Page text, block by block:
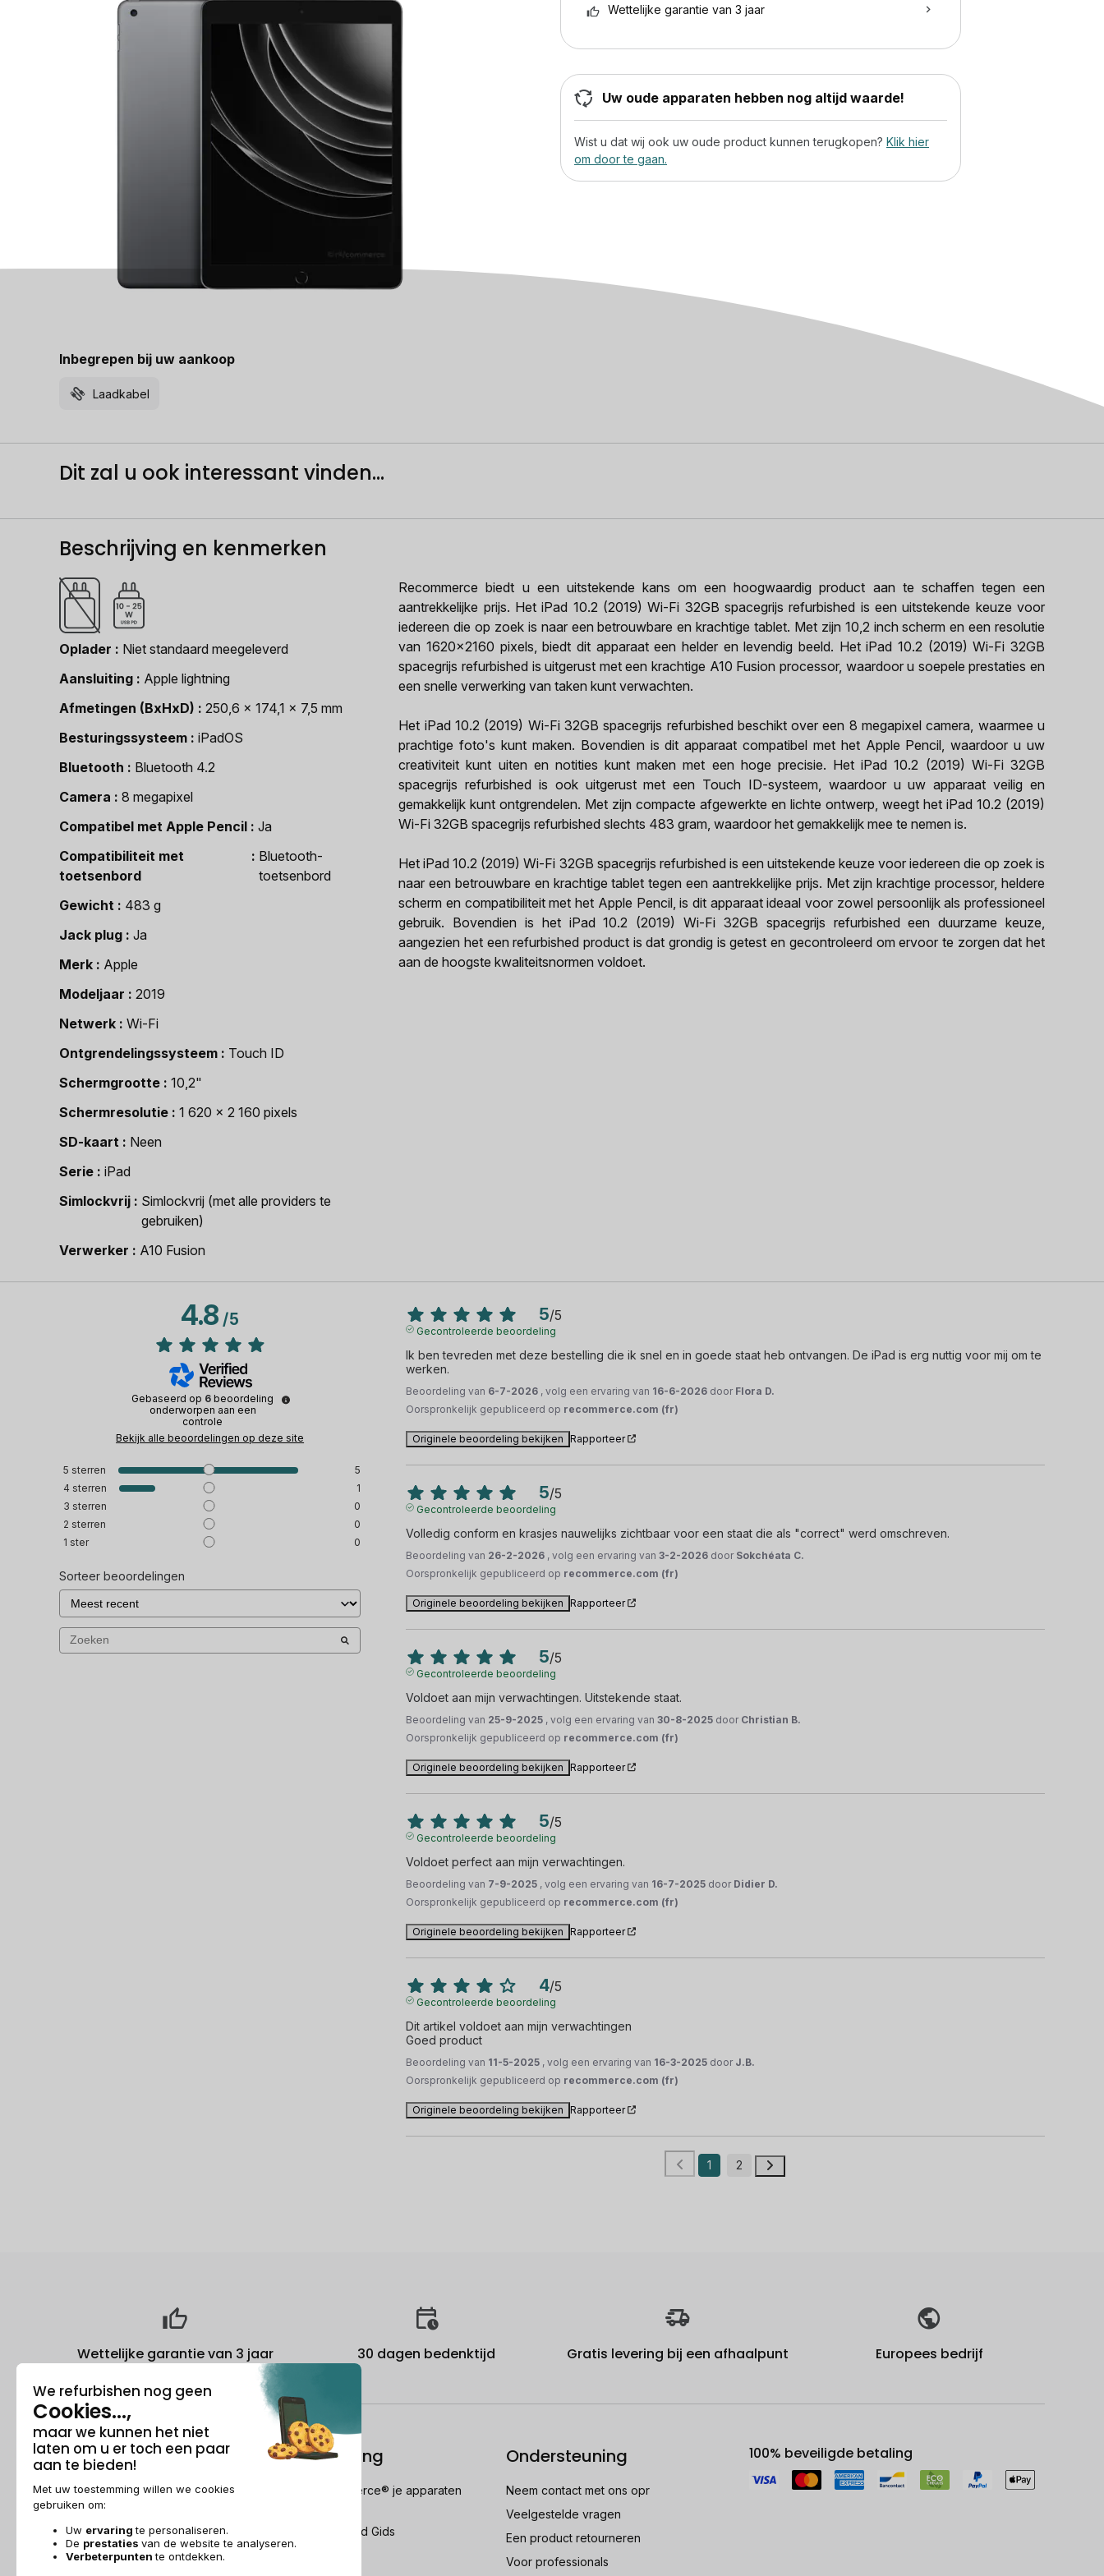
Inbegrepen bij uw aankoop
Laadkabel
Wettelijke garantie van 3 jaar
Uw oude apparaten hebben nog altijd waarde!
Wist u dat wij ook uw oude product kunnen terugkopen? Klik hier
om door te gaan.
Dit zal u ook interessant vinden...
Beschrijving en kenmerken
Oplader
Niet standaard meegeleverd
Aansluiting
Apple lightning
Afmetingen (BxHxD)
250,6 x 174,1 x 7,5 mm
Besturingssysteem
iPadOS
Bluetooth
Bluetooth 4.2
Camera
8 megapixel
Compatibel met Apple Pencil
Ja
Compatibiliteit met
toetsenbord
Bluetooth-
toetsenbord
Gewicht
483 g
Jack plug
Ja
Merk
Apple
Modeljaar
2019
Netwerk
Wi-Fi
Ontgrendelingssysteem
Touch ID
Schermgrootte
10,2"
Schermresolutie
1 620 x 2 160 pixels
SD-kaart
Neen
Serie
iPad
Simlockvrij
Simlockvrij (met alle providers te
gebruiken)
Verwerker
A10 Fusion
Recommerce biedt u een uitstekende kans om een hoogwaardig product aan te schaffen tegen een
aantrekkelijke prijs. Het iPad 10.2 (2019) Wi-Fi 32GB spacegrijs refurbished is een uitstekende keuze voor
iedereen die op zoek is naar een betrouwbare en krachtige tablet. Met zijn 10,2 inch scherm en een resolutie
van 1620x2160 pixels, biedt dit apparaat een helder en levendig beeld. Het iPad 10.2 (2019) Wi-Fi 32GB
spacegrijs refurbished is uitgerust met een krachtige A10 Fusion processor, waardoor u soepele prestaties en
een snelle verwerking van taken kunt verwachten.
Het iPad 10.2 (2019) Wi-Fi 32GB spacegrijs refurbished beschikt over een 8 megapixel camera, waarmee u
prachtige foto's kunt maken. Bovendien is dit apparaat compatibel met het Apple Pencil, waardoor u uw
creativiteit kunt uiten en notities kunt maken met een hoge precisie. Het iPad 10.2 (2019) Wi-Fi 32GB
spacegrijs refurbished is ook uitgerust met een Touch ID-systeem, waardoor u uw apparaat veilig en
gemakkelijk kunt ontgrendelen. Met zijn compacte afgewerkte en lichte ontwerp, weegt het iPad 10.2 (2019)
Wi-Fi 32GB spacegrijs refurbished slechts 483 gram, waardoor het gemakkelijk mee te nemen is.
Het iPad 10.2 (2019) Wi-Fi 32GB spacegrijs refurbished is een uitstekende keuze voor iedereen die op zoek is
naar een betrouwbare en krachtige tablet tegen een aantrekkelijke prijs. Met zijn krachtige processor, heldere
scherm en compatibiliteit met het Apple Pencil, is dit apparaat ideaal voor zowel persoonlijk als professioneel
gebruik. Bovendien is het iPad 10.2 (2019) Wi-Fi 32GB spacegrijs refurbished een duurzame keuze,
aangezien het een refurbished product is dat grondig is getest en gecontroleerd om ervoor te zorgen dat het
aan de hoogste kwaliteitsnormen voldoet.
4.8/5
Gebaseerd op 6 beoordeling
onderworpen aan een
controle
Bekijk alle beoordelingen op deze site
5 sterren
5
4 sterren
1
3 sterren
0
2 sterren
0
1 ster 0
Sorteer beoordelingen
5/5
Gecontroleerde beoordeling
Ik ben tevreden met deze bestelling die ik snel en in goede staat heb ontvangen. De iPad is erg nuttig voor mij om te
werken.
Beoordeling van 6-7-2026 , volg een ervaring van 16-6-2026 door Flora D.
Oorspronkelijk gepubliceerd op recommerce.com (fr)
Originele beoordeling bekijken Rapporteer
5/5
Gecontroleerde beoordeling
Volledig conform en krasjes nauwelijks zichtbaar voor een staat die als "correct" werd omschreven.
Beoordeling van 26-2-2026 , volg een ervaring van3-2-2026 door Sokchéata C.
Oorspronkelijk gepubliceerd op recommerce.com (fr)
Originele beoordeling bekijken Rapporteer
5/5
Gecontroleerde beoordeling
Voldoet aan mijn verwachtingen. Uitstekende staat.
Beoordeling van 25-9-2025 , volg een ervaring van30-8-2025 door Christian B.
Oorspronkelijk gepubliceerd op recommerce.com (fr)
Originele beoordeling bekijken Rapporteer
5/5
Gecontroleerde beoordeling
Voldoet perfect aan mijn verwachtingen.
Beoordeling van 7-9-2025 , volg een ervaring van 16-7-2025 door Didier D.
Oorspronkelijk gepubliceerd op recommerce.com (fr)
Originele beoordeling bekijken Rapporteer
4/5
Gecontroleerde beoordeling
Dit artikel voldoet aan mijn verwachtingen
Goed product
Beoordeling van 11-5-2025 , volg een ervaring van 16-3-2025 door J.B.
Oorspronkelijk gepubliceerd op recommerce.com (fr)
Originele beoordeling bekijken Rapporteer
1 2
Wettelijke garantie van 3 jaar 30 dagen bedenktijd Gratis levering bij een afhaalpunt Europees bedrijf
Over ons
Wie is Recommerce®?
Dit wordt over ons gezegd
Recommerce Group
Refurbishing
Hoe Recommerce® je apparaten
De Refurbished Gids
Ondersteuning
Neem contact met ons opr
Veelgestelde vragen
Een product retourneren
Voor professionals
100% beveiligde betaling